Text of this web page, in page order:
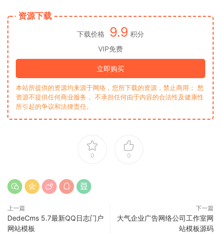
资源下载
下载价格 9.9 积分
VIP免费
立即购买
本站所提供的资源均来源于网络，您所下载的资源，禁止商用； 愁
资源不提供任何商业服务， 不承担任何由于内容的合法性及健康性
所引起的争议和法律责任。
0 0
上一篇
DedeCms 5.7最新QQ日志门户
网站模板
下一篇
大气企业广告网络公司工作室网
站模板源码